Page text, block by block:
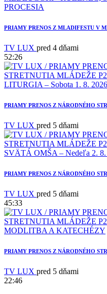
3
PRIAMY PRENOS Z MLADIFESTU V
TV LUX pred 4 dňami
52:26
PRIAMY PRENOS Z NÁRODNÉHO
TV LUX pred 5 dňami
PRIAMY PRENOS Z NÁRODNÉHO
TV LUX pred 5 dňami
45:33
PRIAMY PRENOS Z NÁRODNÉHO
TV LUX pred 5 dňami
22:46